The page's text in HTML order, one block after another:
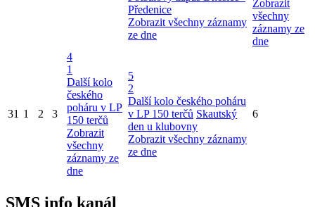
Předenice
Zobrazit všechny záznamy
ze dne
Zobrazit
všechny
záznamy ze
dne
31 1 2 3
4
1
Další kolo
českého
poháru v LP
150 terčů
Zobrazit
všechny
záznamy ze
dne
5
2
Další kolo českého poháru
v LP 150 terčů Skautský
den u klubovny
Zobrazit všechny záznamy
ze dne
6
SMS info kanál